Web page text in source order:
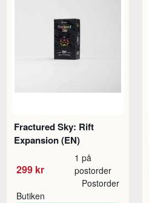
Fractured Sky: Rift
Expansion (EN)
299 kr
1 på
postorder
Butiken
Postorder